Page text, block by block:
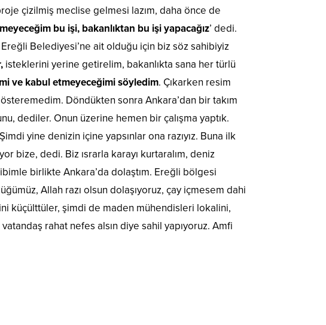
çizilmiş meclise gelmesi lazım, daha önce de
bu işi, bakanlıktan bu işi yapacağız’ dedi.
Belediyesi’ne ait olduğu için biz söz sahibiyiz
isteklerini yerine getirelim, bakanlıkta sana her türlü
ve kabul etmeyeceğimi söyledim. Çıkarken resim
Döndükten sonra Ankara’dan bir takım
dediler. Onun üzerine hemen bir çalışma yaptık.
Şimdi yine denizin içine yapsınlar ona razıyız. Buna ilk
bize, dedi. Biz ısrarla karayı kurtaralım, deniz
birlikte Ankara’da dolaştım. Ereğli bölgesi
Allah razı olsun dolaşıyoruz, çay içmesem dahi
küçülttüler, şimdi de maden mühendisleri lokalini,
rahat nefes alsın diye sahil yapıyoruz. Amfi